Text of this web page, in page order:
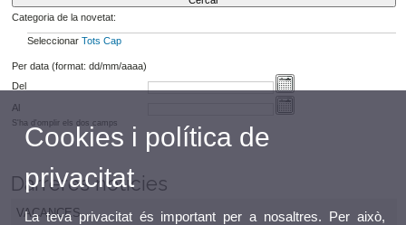
Categoria de la novetat:
Seleccionar Tots Cap
Per data (format: dd/mm/aaaa)
Del
Al
S'ha d'omplir els dos camps
Darreres notícies
VACANCES
Cookies i política de
privacitat
La teva privacitat és important per a nosaltres. Per això,